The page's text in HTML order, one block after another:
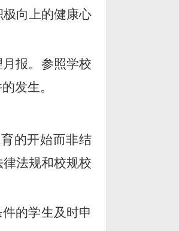
向上的健康心
报。参照学校
发生。
的开始而非结
法规和校规校
的学生及时申